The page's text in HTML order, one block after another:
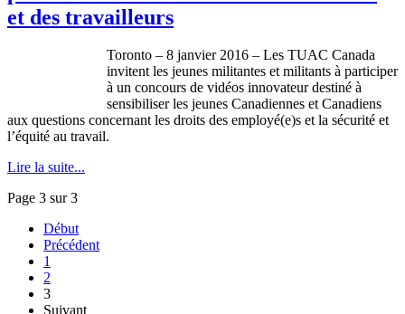
et des travailleurs
Toronto – 8 janvier 2016 – Les TUAC Canada
invitent les jeunes militantes et militants à participer
à un concours de vidéos innovateur destiné à
sensibiliser les jeunes Canadiennes et Canadiens
aux questions concernant les droits des employé(e)s et la sécurité et
l’équité au travail.
Lire la suite...
Page 3 sur 3
Début
Précédent
1
2
3
Suivant